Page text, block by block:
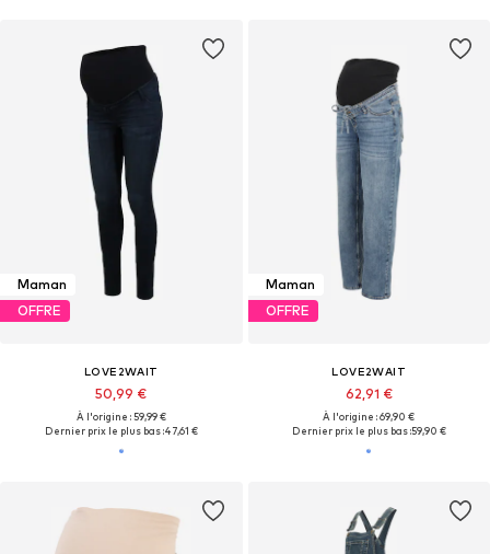
Maman
OFFRE
LOVE2WAIT
50,99 €
À l'origine : 59,99 €
Dernier prix le plus bas :47,61 €
Maman
OFFRE
LOVE2WAIT
62,91 €
À l'origine : 69,90 €
Dernier prix le plus bas :59,90 €